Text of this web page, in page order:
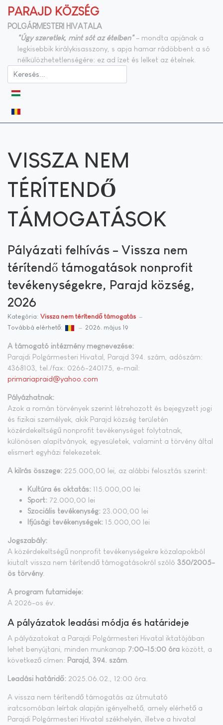
PARAJD KÖZSÉG
POLGÁRMESTERI HIVATALA
"Úgy szeretlek, mint sót az ételben"– mondta apjának a
legkisebbik királykisasszony, s apja hamar rádöbbent a só
nélkülözhetetlenségére: ez ad ízet és lelket az ételnek.
VISSZA NEM
TÉRÍTENDŐ
TÁMOGATÁSOK
Pályázati felhívás – Vissza nem
térítendő támogatások nonprofit
tevékenységekre, Parajd község,
2026
Kategória: Vissza nem térítendő támogatás
Továbbá elérhető:
2026. május 19
A támogató intézmény megnevezése:
Parajdi Polgármesteri Hivatal, Parajd 394. szám, adószám:
4368103, tel./fax: 0266-240175, e-mail:
primariapraid@yahoo.com
Pályázhatnak:
Azok a román törvények szerint létrehozott és bejegyzett jogi
és fizikai személyek, akik Parajd község területén
közérdekeltségű nonprofit tevékenységet folytatnak,
különösen alapítványok, egyesületek, valamint a törvény által
elismert egyházi felekezetek.
A kiírás összege: 225.000,00 lei, az alábbi felosztás szerint:
Kultúra és oktatás: 115.000,00 lei
Sport: 72.000,00 lei
Szociális tevékenység: 23.000,00 lei
Ifjúsági tevékenységek: 15.000,00 lei
Jogszabály:
A közérdekeltségű nonprofit tevékenységekre közalapokból
kiutalt vissza nem térítendő támogatásokról szóló 350/2005-
ös törvény.
A program futamideje:
A 2026-os év.
A pályázatok leadási módja és határideje
A pályázatokat a Parajdi Polgármesteri Hivatal iktatójában
lehet benyújtani, minden munkanap 7:00–15:00 óra között, a
következő címen: Parajd, 394. szám
Leadási határidő: 2025.06.02., 12:00 óra.
A vissza nem térítendő támogatás az útmutató
iratcsomóban leírtak alapján igényelhető, amely elérhető a
Parajdi Polgármesteri Hivatal székhelyén, illetve a hivatal